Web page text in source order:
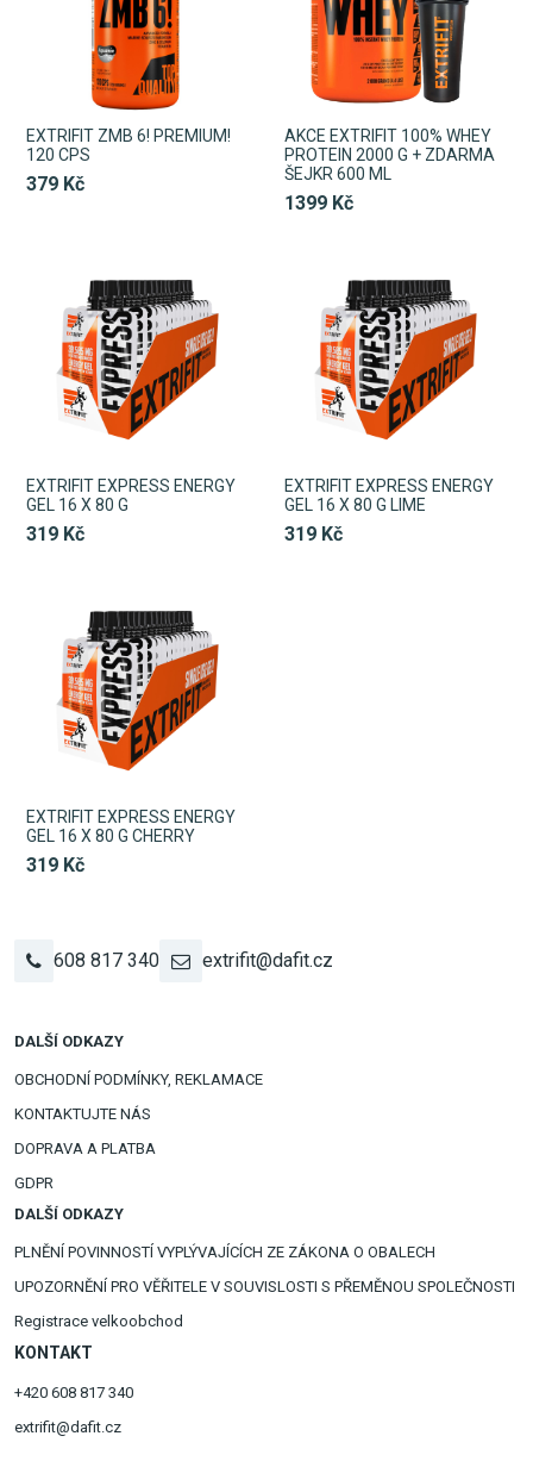
EXTRIFIT ZMB 6! PREMIUM!
120 CPS
379 Kč
AKCE EXTRIFIT 100% WHEY
PROTEIN 2000 G + ZDARMA
ŠEJKR 600 ML
1399 Kč
EXTRIFIT EXPRESS ENERGY
GEL 16 X 80 G
319 Kč
EXTRIFIT EXPRESS ENERGY
GEL 16 X 80 G LIME
319 Kč
EXTRIFIT EXPRESS ENERGY
GEL 16 X 80 G CHERRY
319 Kč
608 817 340 extrifit@dafit.cz
DALŠÍ ODKAZY
OBCHODNÍ PODMÍNKY, REKLAMACE
KONTAKTUJTE NÁS
DOPRAVA A PLATBA
GDPR
DALŠÍ ODKAZY
PLNĚNÍ POVINNOSTÍ VYPLÝVAJÍCÍCH ZE ZÁKONA O OBALECH
UPOZORNĚNÍ PRO VĚŘITELE V SOUVISLOSTI S PŘEMĚNOU SPOLEČNOSTI
Registrace velkoobchod
KONTAKT
+420 608 817 340
extrifit@dafit.cz